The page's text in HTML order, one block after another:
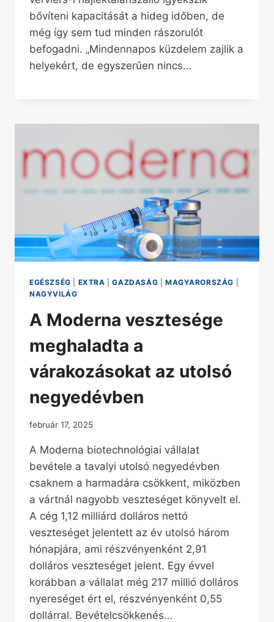
bővíteni kapacitását a hideg időben, de
még így sem tud minden rászorulót
befogadni. „Mindennapos küzdelem zajlik a
helyekért, de egyszerűen nincs…
EGÉSZSÉG EXTRA |GAZDASÁG MAGYARORSZÁG
NAGYVILÁG
A Moderna vesztesége
meghaladta a
várakozásokat az utolsó
negyedévben
február 17, 2025
A Moderna biotechnológiai vállalat
bevétele a tavalyi utolsó negyedévben
csaknem a harmadára csökkent, miközben
a vártnál nagyobb veszteséget könyvelt el.
A cég 1,12 milliárd dolláros nettó
veszteséget jelentett az év utolsó három
hónapjára, ami részvényenként 2,91
dolláros veszteséget jelent. Egy évvel
korábban a vállalat még 217 millió dolláros
nyereséget ért el, részvényenként 0,55
dollárral. Bevételcsökkenés…